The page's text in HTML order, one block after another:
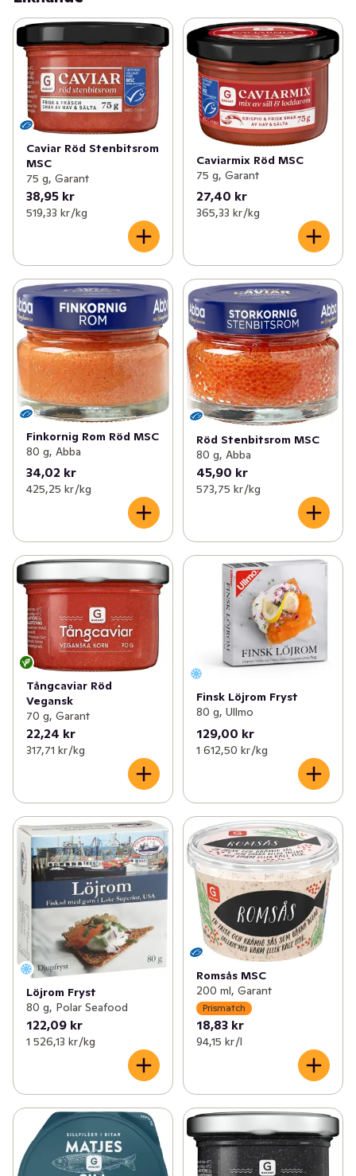
Caviar Röd Stenbitsrom
MSC
75 g, Garant
38,95 kr
519,33 kr /kg
Caviarmix Röd MSC
75 g, Garant
27,40 kr
365,33 kr /kg
Finkornig Rom Röd MSC
80 g, Abba
34,02 kr
425,25 kr /kg
Röd Stenbitsrom MSC
80 g, Abba
45,90 kr
573,75 kr /kg
Tångcaviar Röd
Vegansk
70 g, Garant
22,24 kr
317,71 kr /kg
Finsk Löjrom Fryst
80 g, Ullmo
129,00 kr
1 612,50 kr /kg
Löjrom Fryst
80 g, Polar Seafood
122,09 kr
1 526,13 kr /kg
Romsås MSC
200 ml, Garant
Prismatch
18,83 kr
94,15 kr /l